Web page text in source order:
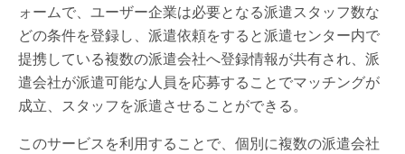
ォームで、ユーザー企業は必要となる派遣スタッフ数な
どの条件を登録し、派遣依頼をすると派遣センター内で
提携している複数の派遣会社へ登録情報が共有され、派
遣会社が派遣可能な人員を応募することでマッチングが
成立、スタッフを派遣させることができる。
このサービスを利用することで、個別に複数の派遣会社